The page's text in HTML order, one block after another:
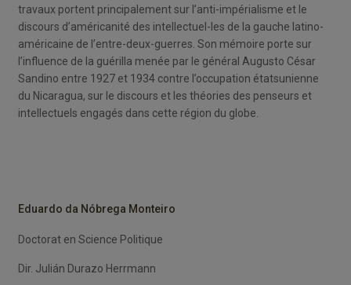
travaux portent principalement sur l’anti-impérialisme et le
discours d’américanité des intellectuel-les de la gauche latino-
américaine de l’entre-deux-guerres. Son mémoire porte sur
l’influence de la guérilla menée par le général Augusto César
Sandino entre 1927 et 1934 contre l’occupation étatsunienne
du Nicaragua, sur le discours et les théories des penseurs et
intellectuels engagés dans cette région du globe.
Eduardo da Nóbrega Monteiro
Doctorat en Science Politique
Dir. Julián Durazo Herrmann